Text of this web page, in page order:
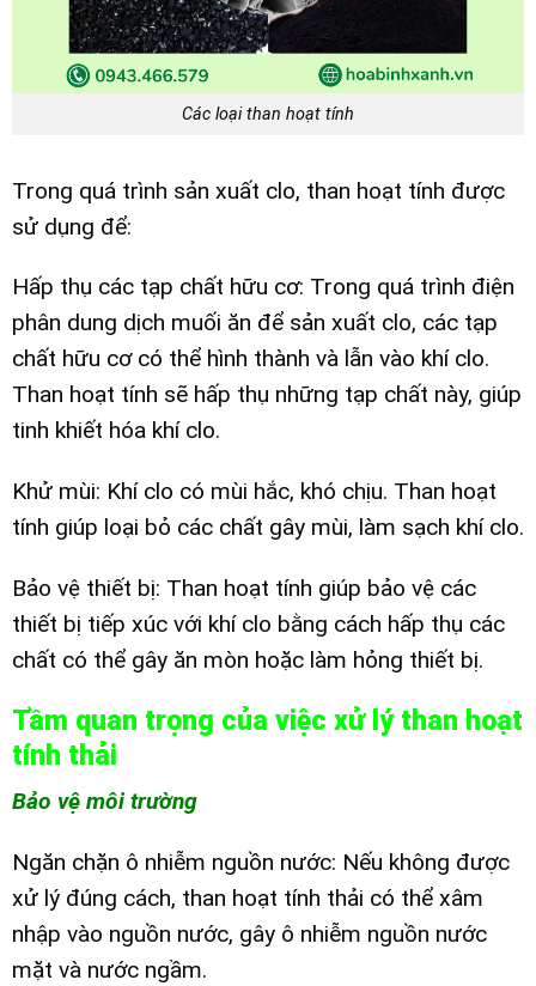
Các loại than hoạt tính
Trong quá trình sản xuất clo, than hoạt tính được
sử dụng để:
Hấp thụ các tạp chất hữu cơ: Trong quá trình điện
phân dung dịch muối ăn để sản xuất clo, các tạp
chất hữu cơ có thể hình thành và lẫn vào khí clo.
Than hoạt tính sẽ hấp thụ những tạp chất này, giúp
tinh khiết hóa khí clo.
Khử mùi: Khí clo có mùi hắc, khó chịu. Than hoạt
tính giúp loại bỏ các chất gây mùi, làm sạch khí clo.
Bảo vệ thiết bị: Than hoạt tính giúp bảo vệ các
thiết bị tiếp xúc với khí clo bằng cách hấp thụ các
chất có thể gây ăn mòn hoặc làm hỏng thiết bị.
Tầm quan trọng của việc xử lý than hoạt
tính thải
Bảo vệ môi trường
Ngăn chặn ô nhiễm nguồn nước: Nếu không được
xử lý đúng cách, than hoạt tính thải có thể xâm
nhập vào nguồn nước, gây ô nhiễm nguồn nước
mặt và nước ngầm.